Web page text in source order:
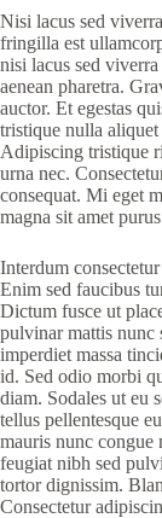
Nisi lacus sed
fringilla est
nisi lacus sed
aenean pharetra.
auctor. Et egestas
tristique nulla
Adipiscing tristique
urna nec.
consequat. Mi eget
magna sit amet
Interdum
Enim sed faucibus
Dictum fusce ut
pulvinar mattis nunc
imperdiet massa
id. Sed odio morbi
diam. Sodales ut eu
tellus pellentesque
mauris nunc congue
feugiat nibh sed
tortor dignissim.
Consectetur